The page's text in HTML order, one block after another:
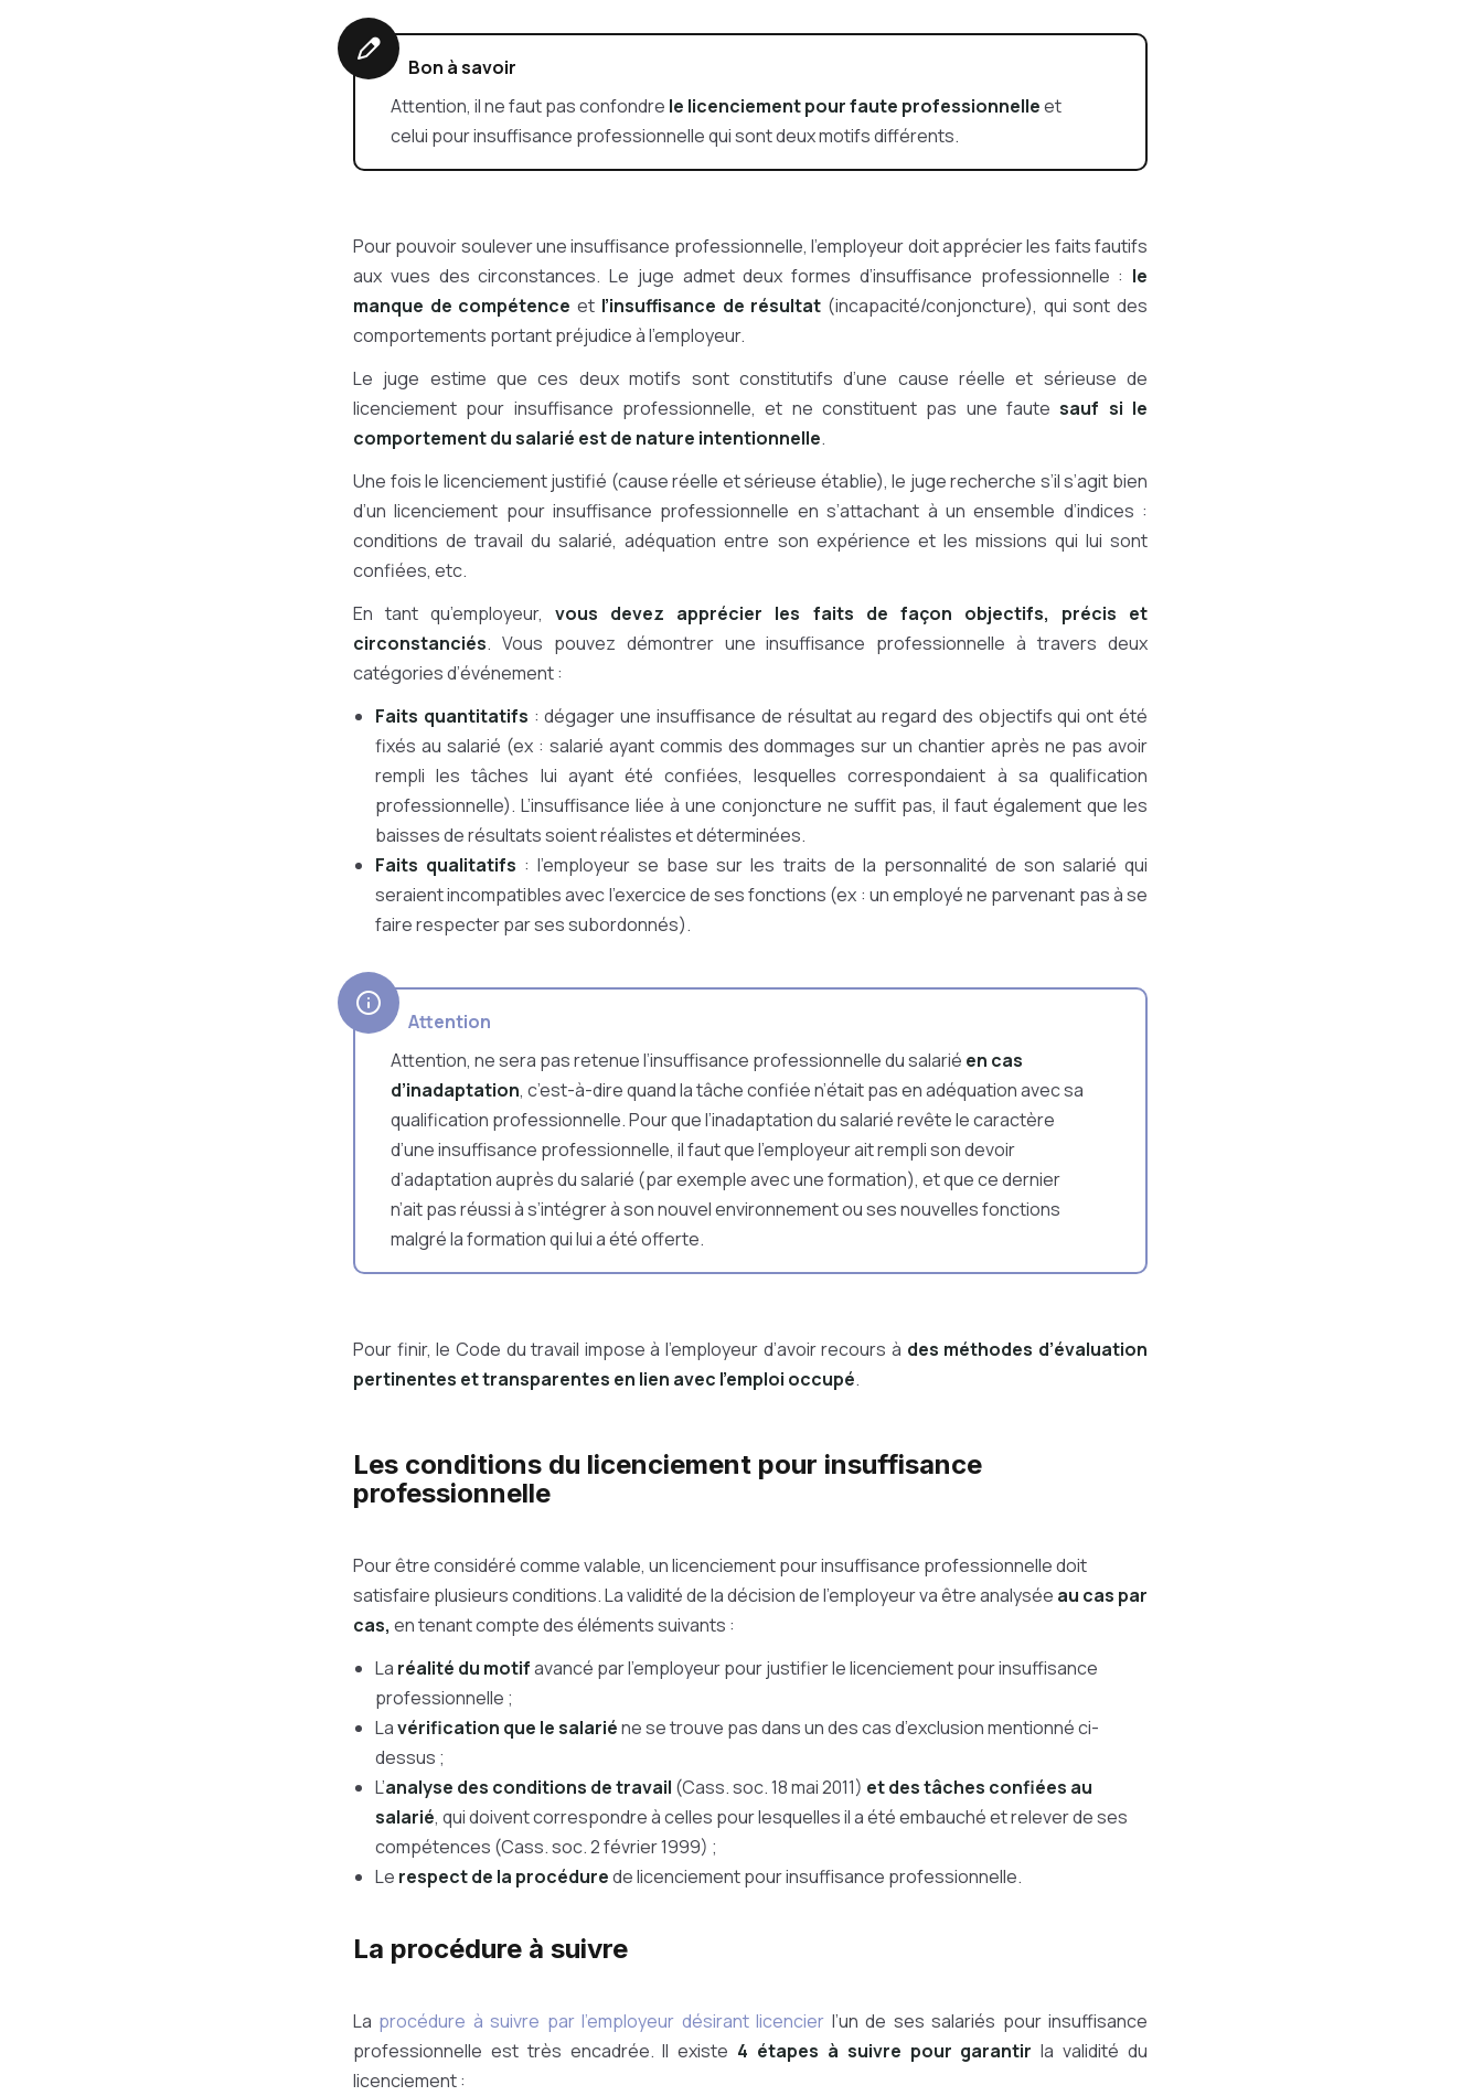
Bon à savoir
Attention, il ne faut pas confondre le licenciement pour faute professionnelleet
celui pour insuffisance professionnelle qui sont deux motifs différents.
Pour pouvoir soulever une insuffisance professionnelle, l’employeur doit apprécier les faits fautifs
aux vues des circonstances. Le juge admet deux formes d’insuffisance professionnelle : le
manque de compétence et l’insuffisance de résultat (incapacité/conjoncture), qui sont des
comportements portant préjudice à l’employeur.
Le juge estime que ces deux motifs sont constitutifs d’une cause réelle et sérieuse de
licenciement pour insuffisance professionnelle, et ne constituent pas une fautesauf si le
comportement du salarié est de nature intentionnelle.
Une fois le licenciement justifié (cause réelle et sérieuse établie), le juge recherche s’il s’agit bien
d’un licenciement pour insuffisance professionnelle en s’attachant à un ensemble d’indices :
conditions de travail du salarié, adéquation entre son expérience et les missions qui lui sont
confiées, etc.
En tant qu’employeur,vous devez apprécier les faits de façon objectifs, précis et
circonstanciés. Vous pouvez démontrer une insuffisance professionnelle à travers deux
catégories d’événement :
Faits quantitatifs : dégager une insuffisance de résultat au regard des objectifs qui ont été
fixés au salarié (ex : salarié ayant commis des dommages sur un chantier après ne pas avoir
rempli les tâches lui ayant été confiées, lesquelles correspondaient à sa qualification
professionnelle). L’insuffisance liée à une conjoncture ne suffit pas, il faut également que les
baisses de résultats soient réalistes et déterminées.
Faits qualitatifs : l’employeur se base sur les traits de la personnalité de son salarié qui
seraient incompatibles avec l’exercice de ses fonctions (ex : un employé ne parvenant pas à se
faire respecter par ses subordonnés).
Attention
Attention, ne sera pas retenue l’insuffisance professionnelle du salarié en cas
d’inadaptation, c’est-à-dire quand la tâche confiée n’était pas en adéquation avec sa
qualification professionnelle. Pour que l’inadaptation du salarié revête le caractère
d’une insuffisance professionnelle, il faut que l’employeur ait rempli son devoir
d’adaptation auprès du salarié (par exemple avec une formation), et que ce dernier
n’ait pas réussi à s’intégrer à son nouvel environnement ou ses nouvelles fonctions
malgré la formation qui lui a été offerte.
Pour finir, le Code du travail impose à l’employeur d’avoir recours à des méthodes d’évaluation
pertinentes et transparentes en lien avec l’emploi occupé.
Les conditions du licenciement pour insuffisance
professionnelle
Pour être considéré comme valable, un licenciement pour insuffisance professionnelle doit
satisfaire plusieurs conditions. La validité de la décision de l’employeur va être analysée au cas par
cas, en tenant compte des éléments suivants :
La réalité du motifavancé par l’employeur pour justifier le licenciement pour insuffisance
professionnelle ;
Lavérification que le salariéne se trouve pas dans un des cas d’exclusion mentionné ci-
dessus ;
L’analyse des conditions de travail (Cass. soc. 18 mai 2011) et des tâches confiées au
salarié, qui doivent correspondre à celles pour lesquelles il a été embauché et relever de ses
compétences (Cass. soc. 2 février 1999) ;
Le respect de la procédurede licenciement pour insuffisance professionnelle.
La procédure à suivre
La procédure à suivre par l’employeur désirant licencier l’un de ses salariés pour insuffisance
professionnelle est très encadrée. Il existe 4 étapes à suivre pour garantir la validité du
licenciement :